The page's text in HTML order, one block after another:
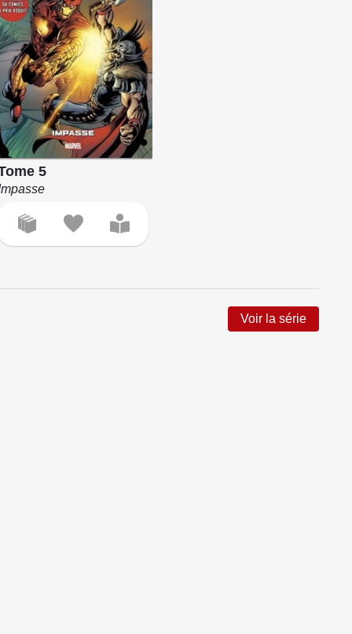
5
Voir la série